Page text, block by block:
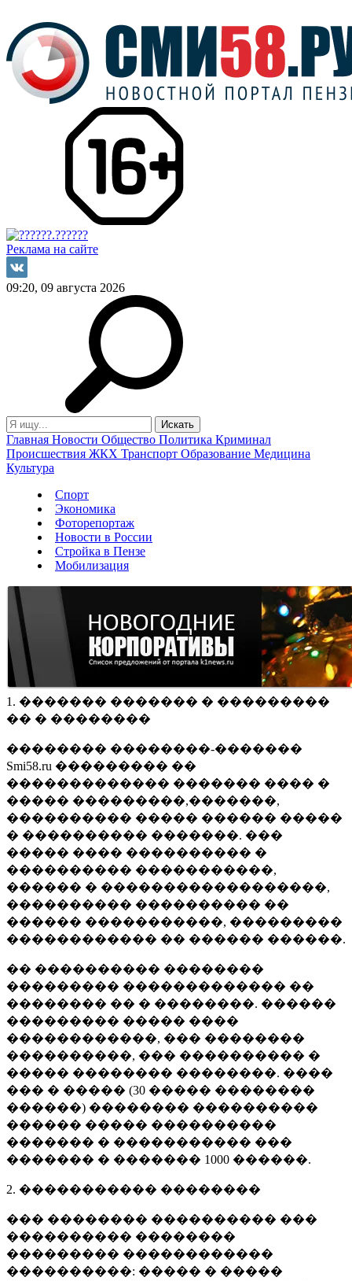
Реклама на сайте
09:20, 09 августа 2026
Главная Новости Общество Политика Криминал
Происшествия ЖКХ Транспорт Образование Медицина
Культура
Спорт
Экономика
Фоторепортаж
Новости в России
Стройка в Пензе
Мобилизация
1. ������� ������� � ���������
�� � ��������
�������� ��������-�������
Smi58.ru ��������� ��
������������� ������� ���� �
����� ���������,�������,
���������� ����� ������ �����
� ���������� �������. ���
����� ���� ���������� �
���������� �����������,
������ � ������������������,
���������� ���������� ��
������ �����������, ���������
������������ �� ������ ������.
�� ���������� ��������
��������� ������������� ��
�������� �� � ��������. ������
��������� ����� ����
������������, ��� ��������
����������, ��� ���������� �
����� �������� ��������. ����
��� � ����� (30 ����� ��������
������) �������� ����������
������ ����� ����������
������� � ����������� ���
������� � ������� 1000 ������.
2. ����������� ��������
��� �������� ���������� ���
���������� ��������
��������� ������������
����������: ����� � �����